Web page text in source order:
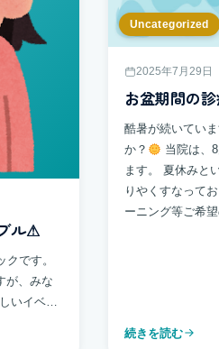
ル⚠
です。
が、みな
いイベン
Uncategorized
2025年7月29日
お盆期間の
酷暑が続いてい
か？
当院は、
ます。 夏休みと
りやくすなって
ーニング等ご希
続きを読む